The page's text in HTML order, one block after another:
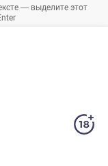
— выделите этот